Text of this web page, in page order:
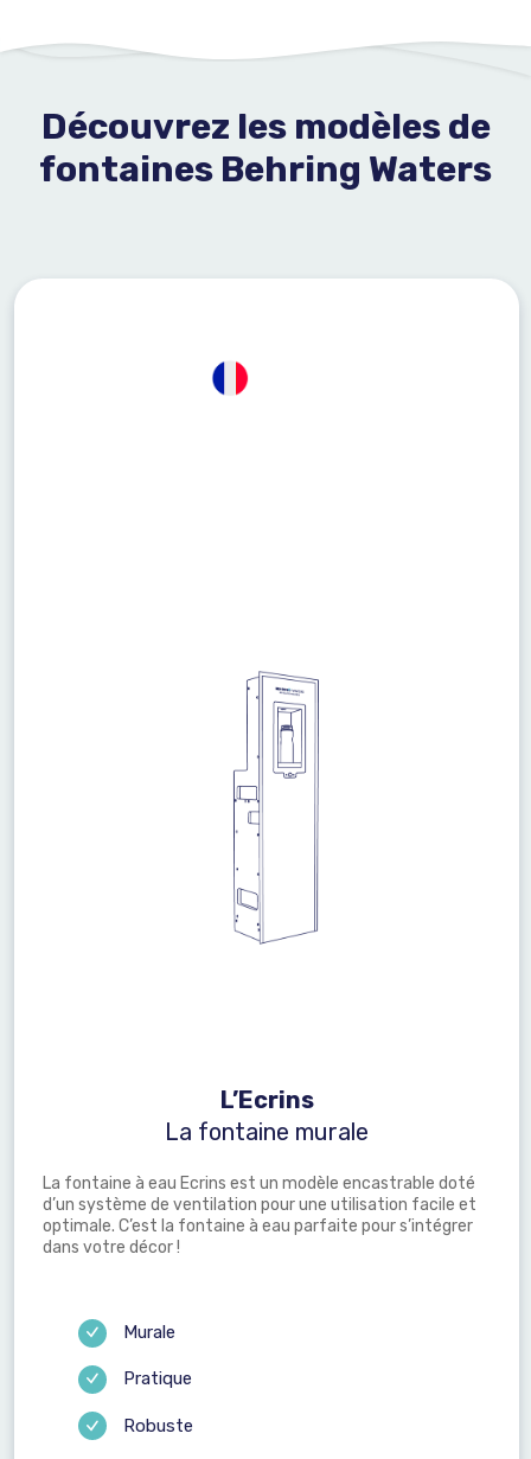
Découvrez les modèles de
fontaines Behring Waters
L’Ecrins
La fontaine murale
La fontaine à eau Ecrins est un modèle encastrable doté
d’un système de ventilation pour une utilisation facile et
optimale. C’est la fontaine à eau parfaite pour s’intégrer
dans votre décor !
Murale
Pratique
Robuste